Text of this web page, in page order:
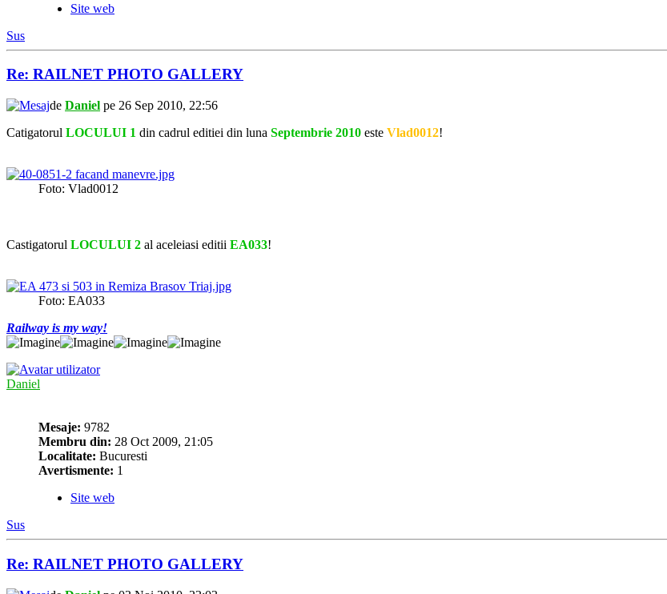
Site web
Sus
Re: RAILNET PHOTO GALLERY
de Daniel pe 26 Sep 2010, 22:56
Catigatorul LOCULUI 1 din cadrul editiei din luna Septembrie 2010 este Vlad0012!
Foto: Vlad0012
Castigatorul LOCULUI 2 al aceleiasi editii EA033!
Foto: EA033
Railway is my way!
Daniel
Mesaje: 9782
Membru din: 28 Oct 2009, 21:05
Localitate: Bucuresti
Avertismente: 1
Site web
Sus
Re: RAILNET PHOTO GALLERY